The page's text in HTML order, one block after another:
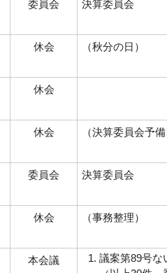
委員会 決算委員会
休会 （秋分の日）
休会
休会 （決算委員会予備
委員会 決算委員会
休会 （事務整理）
本会議
議案第89号な